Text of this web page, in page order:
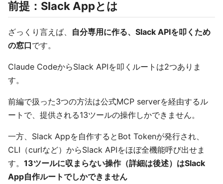
前提：Slack Appとは
ざっくり言えば、 自分専用に作る、Slack APIを叩くため
の窓口です。
Claude CodeからSlack APIを叩くルートは2つありま
す。
前編で扱った3つの方法は公式MCP serverを経由するル
ートで、提供される13ツールの操作しかできません。
一方、Slack Appを自作するとBot Tokenが発行され、
CLI（curlなど）からSlack APIをほぼ全機能呼び出せま
す。 13ツールに収まらない操作（詳細は後述）はSlack
App自作ルートでしかできません